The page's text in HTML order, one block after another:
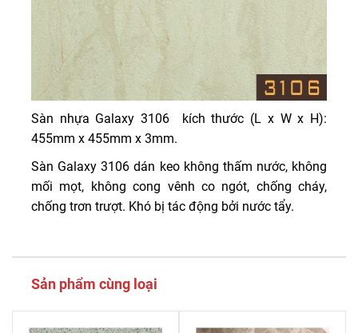
Sàn nhựa Galaxy 3106 kích thước (L x W x H):
455mm x 455mm x 3mm.
Sàn Galaxy 3106 dán keo không thấm nước, không
mối mọt, không cong vênh co ngót, chống cháy,
chống trơn trượt. Khó bị tác động bởi nước tẩy.
Sản phẩm cùng loại